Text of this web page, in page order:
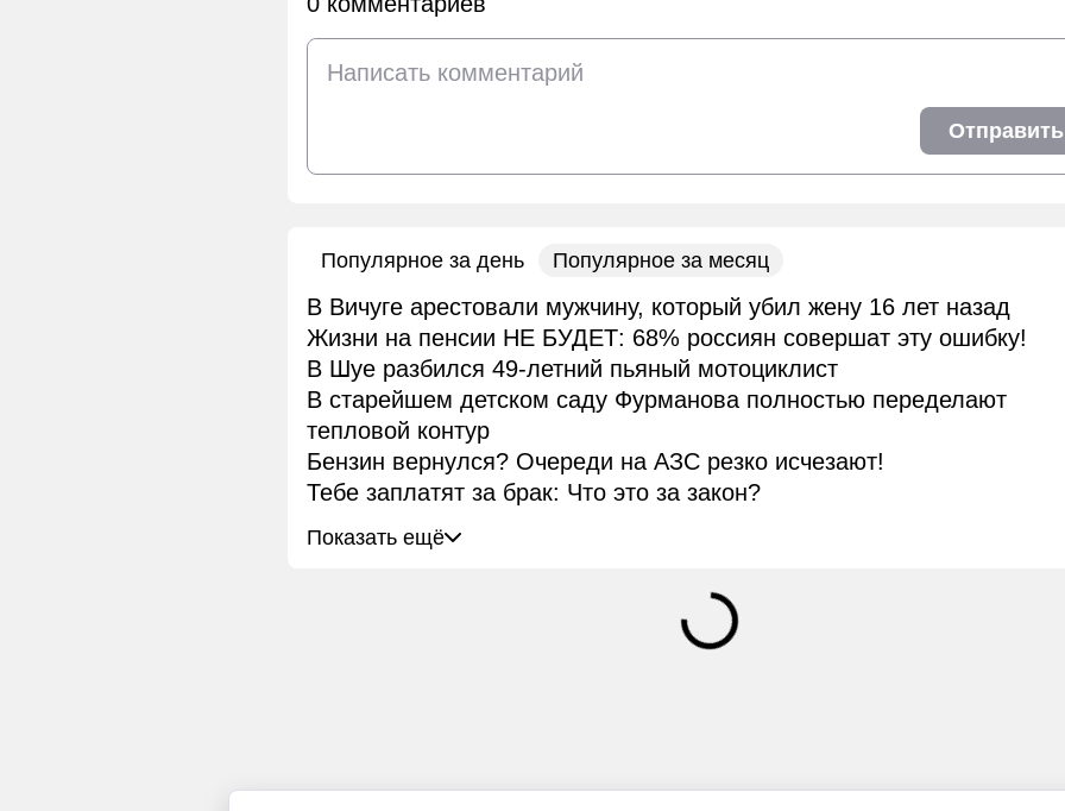
Отправить
Популярное за день Популярное за месяц
В Вичуге арестовали мужчину, который убил жену 16 лет назад
Жизни на пенсии НЕ БУДЕТ: 68% россиян совершат эту ошибку!
В Шуе разбился 49-летний пьяный мотоциклист
В старейшем детском саду Фурманова полностью переделают
тепловой контур
Бензин вернулся? Очереди на АЗС резко исчезают!
Тебе заплатят за брак: Что это за закон?
Показать ещё